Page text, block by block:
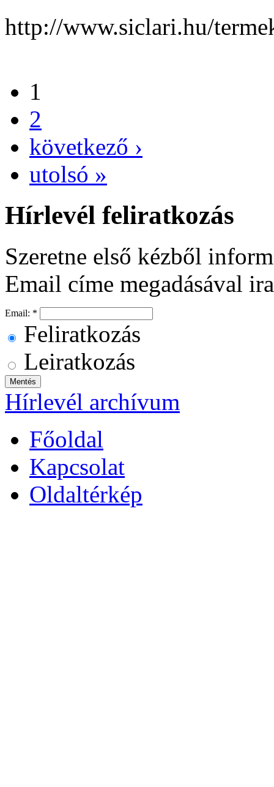
http://www.siclari.hu/
1
2
következő ›
utolsó »
Hírlevél feliratkozás
Szeretne első kézből
Email címe megadásával
Email: *
Feliratkozás
Leiratkozás
Hírlevél archívum
Főoldal
Kapcsolat
Oldaltérkép